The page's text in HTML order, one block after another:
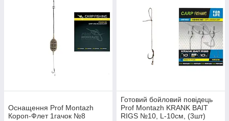
Оснащення Prof Montazh
Короп-Флет 1гачок №8
Готовий бойловий повідець
Prof Montazh KRANK BAIT
RIGS №10, L-10см, (3шт)